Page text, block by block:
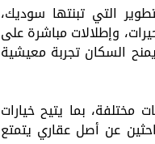
التي تبنتها سوديك،
وإطلالات مباشرة على
السكان تجربة معيشية
بما يتيح خيارات
عن أصل عقاري يتمتع